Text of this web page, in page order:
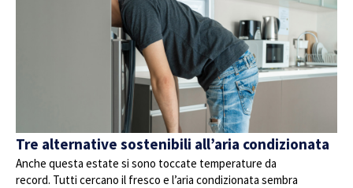
Tre alternative sostenibili all’aria condizionata
Anche questa estate si sono toccate temperature da
record. Tutti cercano il fresco e l’aria condizionata sembra